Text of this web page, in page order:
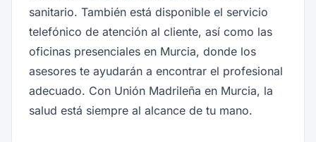
sanitario. También está disponible el servicio
telefónico de atención al cliente, así como las
oficinas presenciales en Murcia, donde los
asesores te ayudarán a encontrar el profesional
adecuado. Con Unión Madrileña en Murcia, la
salud está siempre al alcance de tu mano.